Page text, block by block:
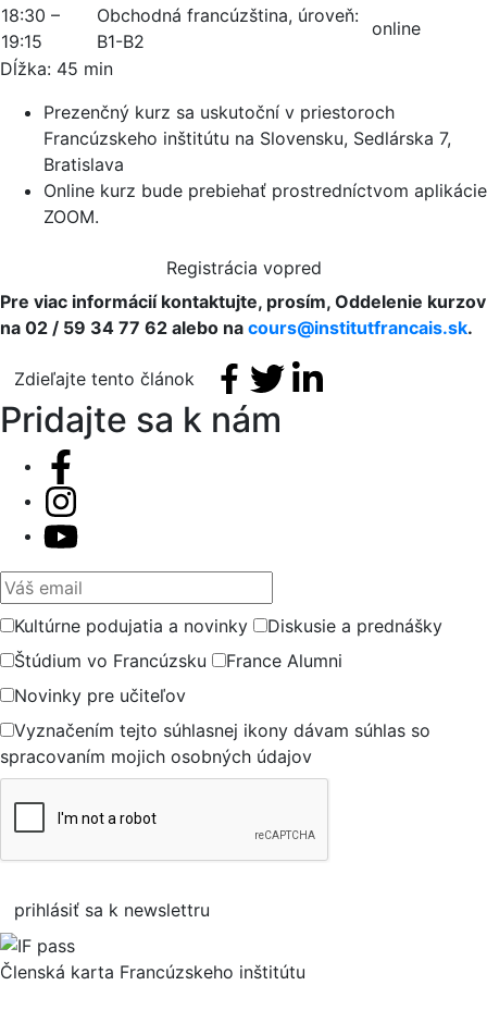
18:30 –
19:15
Obchodná francúzština, úroveň:
B1-B2
online
Dĺžka: 45 min
Prezenčný kurz sa uskutoční v priestoroch
Francúzskeho inštitútu na Slovensku, Sedlárska 7,
Bratislava
Online kurz bude prebiehať prostredníctvom aplikácie
ZOOM.
Registrácia vopred
Pre viac informácií kontaktujte, prosím, Oddelenie kurzov
na 02 / 59 34 77 62 alebo na cours@institutfrancais.sk.
Zdieľajte tento článok Facebook share
TweetLinkedin share
Pridajte sa k nám
Váš email
Kultúrne podujatia a novinky
Diskusie a prednášky
Štúdium vo Francúzsku
France Alumni
Novinky pre učiteľov
Vyznačením tejto súhlasnej ikony dávam súhlas so
spracovaním mojich osobných údajov
prihlásiť sa k newslettru
Členská karta Francúzskeho inštitútu